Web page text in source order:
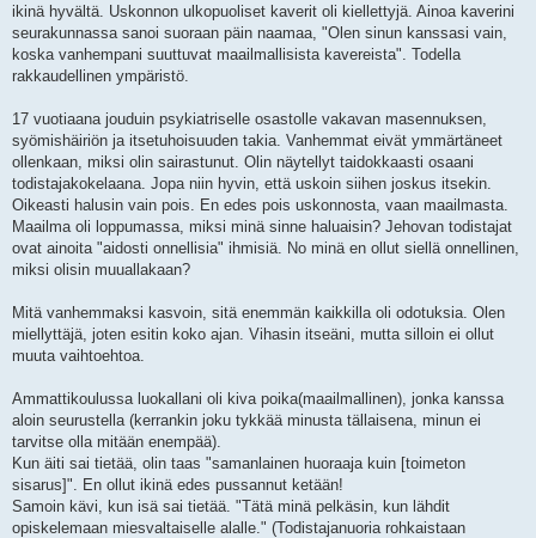
ikinä hyvältä. Uskonnon ulkopuoliset kaverit oli kiellettyjä. Ainoa kaverini
seurakunnassa sanoi suoraan päin naamaa, "Olen sinun kanssasi vain,
koska vanhempani suuttuvat maailmallisista kavereista". Todella
rakkaudellinen ympäristö.
17 vuotiaana jouduin psykiatriselle osastolle vakavan masennuksen,
syömishäiriön ja itsetuhoisuuden takia. Vanhemmat eivät ymmärtäneet
ollenkaan, miksi olin sairastunut. Olin näytellyt taidokkaasti osaani
todistajakokelaana. Jopa niin hyvin, että uskoin siihen joskus itsekin.
Oikeasti halusin vain pois. En edes pois uskonnosta, vaan maailmasta.
Maailma oli loppumassa, miksi minä sinne haluaisin? Jehovan todistajat
ovat ainoita "aidosti onnellisia" ihmisiä. No minä en ollut siellä onnellinen,
miksi olisin muuallakaan?
Mitä vanhemmaksi kasvoin, sitä enemmän kaikkilla oli odotuksia. Olen
miellyttäjä, joten esitin koko ajan. Vihasin itseäni, mutta silloin ei ollut
muuta vaihtoehtoa.
Ammattikoulussa luokallani oli kiva poika(maailmallinen), jonka kanssa
aloin seurustella (kerrankin joku tykkää minusta tällaisena, minun ei
tarvitse olla mitään enempää).
Kun äiti sai tietää, olin taas "samanlainen huoraaja kuin [toimeton
sisarus]". En ollut ikinä edes pussannut ketään!
Samoin kävi, kun isä sai tietää. "Tätä minä pelkäsin, kun lähdit
opiskelemaan miesvaltaiselle alalle." (Todistajanuoria rohkaistaan